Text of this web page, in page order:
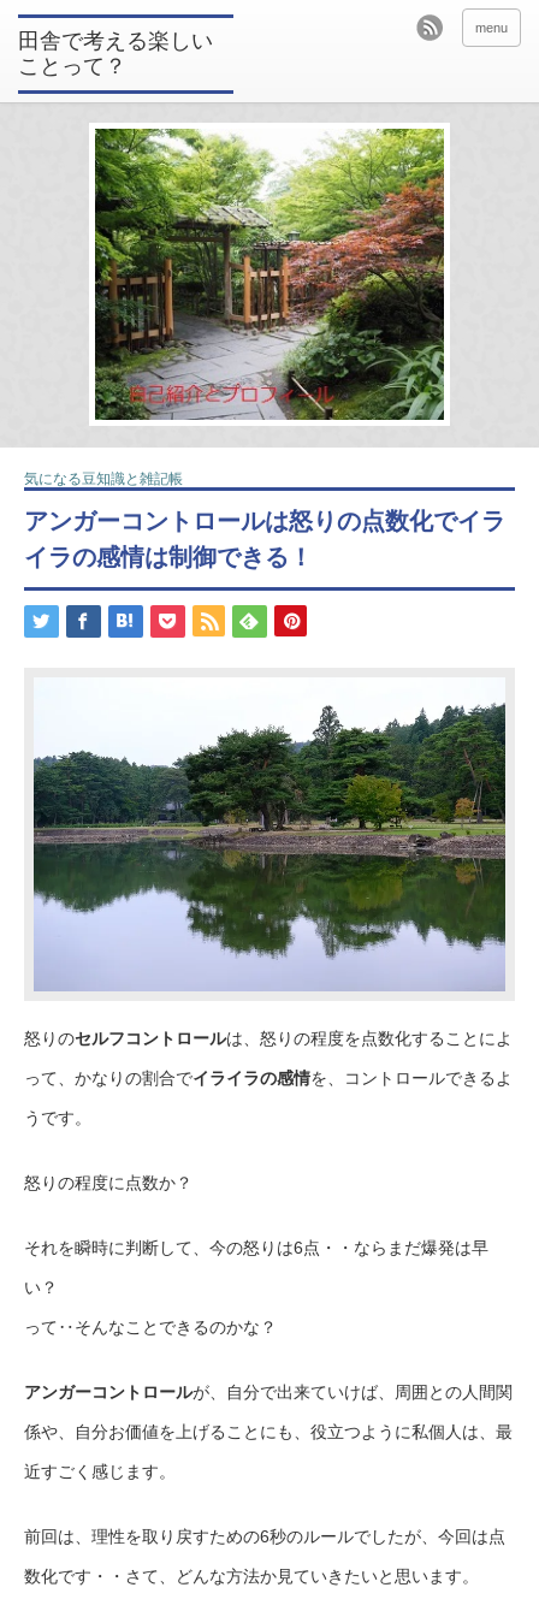
田舎で考える楽しい
ことって？
menu
気になる豆知識と雑記帳
アンガーコントロールは怒りの点数化でイラ
イラの感情は制御できる！
怒りのセルフコントロールは、怒りの程度を点数化することによ
って、かなりの割合でイライラの感情を、コントロールできるよ
うです。
怒りの程度に点数か？
それを瞬時に判断して、今の怒りは6点・・ならまだ爆発は早
い？
って‥そんなことできるのかな？
アンガーコントロールが、自分で出来ていけば、周囲との人間関
係や、自分お価値を上げることにも、役立つように私個人は、最
近すごく感じます。
前回は、理性を取り戻すための6秒のルールでしたが、今回は点
数化です・・さて、どんな方法か見ていきたいと思います。